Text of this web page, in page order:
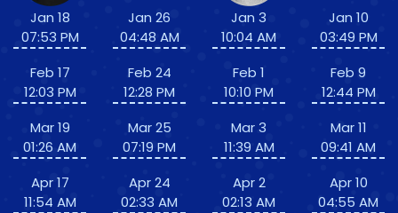
Jan 18
07:53 PM
Feb 17
12:03 PM
Mar 19
01:26 AM
Apr 17
11:54 AM
Jan 26
04:48 AM
Feb 24
12:28 PM
Mar 25
07:19 PM
Apr 24
02:33 AM
Jan 3
10:04 AM
Feb 1
10:10 PM
Mar 3
11:39 AM
Apr 2
02:13 AM
Jan 10
03:49 PM
Feb 9
12:44 PM
Mar 11
09:41 AM
Apr 10
04:55 AM